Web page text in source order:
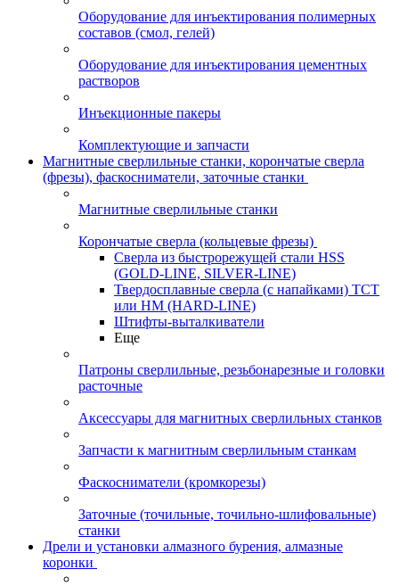
Оборудование для инъектирования полимерных
составов (смол, гелей)
Оборудование для инъектирования цементных
растворов
Инъекционные пакеры
Комплектующие и запчасти
Магнитные сверлильные станки, корончатые сверла
(фрезы), фаскосниматели, заточные станки
Магнитные сверлильные станки
Корончатые сверла (кольцевые фрезы)
Сверла из быстрорежущей стали HSS
(GOLD-LINE, SILVER-LINE)
Твердосплавные сверла (с напайками) ТСТ
или HM (HARD-LINE)
Штифты-выталкиватели
Еще
Патроны сверлильные, резьбонарезные и головки
расточные
Аксессуары для магнитных сверлильных станков
Запчасти к магнитным сверлильным станкам
Фаскосниматели (кромкорезы)
Заточные (точильные, точильно-шлифовальные)
станки
Дрели и установки алмазного бурения, алмазные
коронки